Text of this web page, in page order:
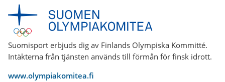
Suomisport erbjuds dig av Finlands Olympiska Kommitté.
Intäkterna från tjänsten används till förmån för finsk idrott.
www.olympiakomitea.fi